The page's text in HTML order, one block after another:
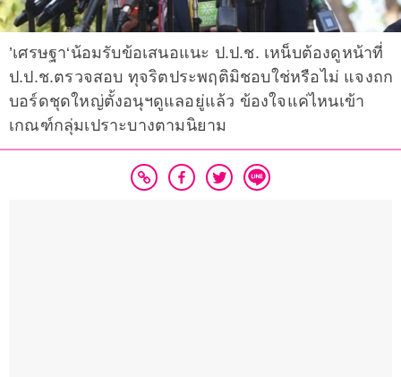
’เศรษฐา‘น้อมรับข้อเสนอแนะ ป.ป.ช. เหน็บต้องดูหน้าที่
ป.ป.ช.ตรวจสอบ ทุจริตประพฤติมิชอบใช่หรือไม่ แจงถก
บอร์ดชุดใหญ่ตั้งอนุฯดูแลอยู่แล้ว ข้องใจแค่ไหนเข้า
เกณฑ์กลุ่มเปราะบางตามนิยาม